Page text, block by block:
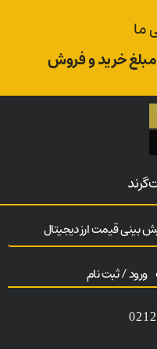
ما
خرید و فروش
بینی قیمت ارز دیجیتال
ورود / ثبت نام